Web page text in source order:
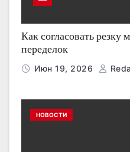
Как согласовать резку
переделок
Июн 19, 2026
НОВОСТИ